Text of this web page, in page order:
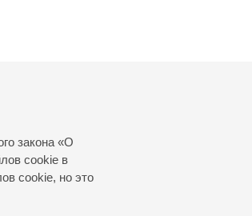
закона «О
cookie в
cookie, но это